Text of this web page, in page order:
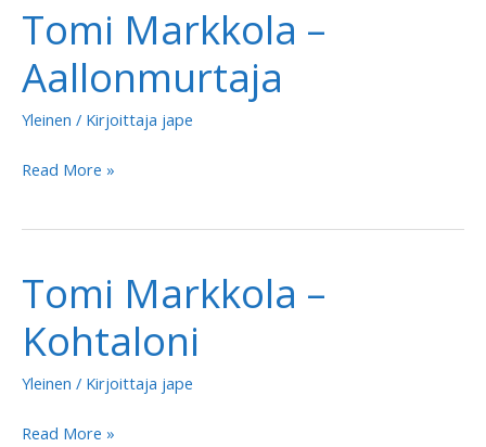
Tomi Markkola –
Aallonmurtaja
Yleinen / Kirjoittaja jape
Tomi
–
Read More »
Tomi Markkola –
Kohtaloni
Yleinen / Kirjoittaja jape
Tomi
Read More »